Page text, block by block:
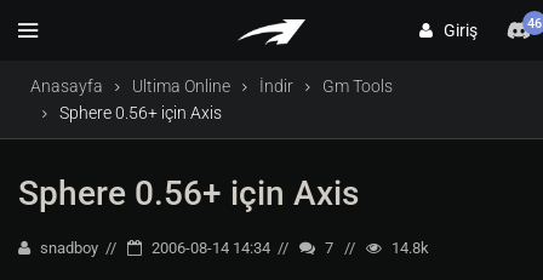
Giriş 46
Anasayfa Ultima Online İndir
Gm Tools
Sphere 0.56+ için Axis
Sphere 0.56+ için Axis
snadboy 2006-08-14 14:34 7 14.8k